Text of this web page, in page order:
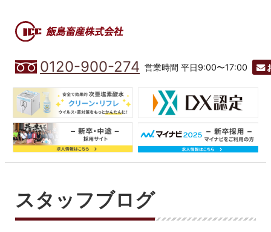
0120-900-274 営業時間 平日9:00〜17:00
スタッフブログ